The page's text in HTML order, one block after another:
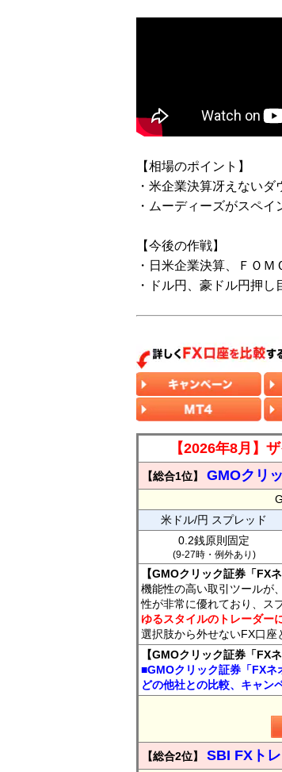
【相場のポイント】
・米企業決算冴えないダ
・ムーディーズがスペイ
【今後の作戦】
・日米企業決算、ＦＯＭ
・ドル円、豪ドル円押
【2026年8月】
【総合1位】 GMOクリ
米ドル/円 スプレッド
0.2銭原則固定
(9-27時・例外あり)
【GMOクリック証券「FX
機能性の高い取引ツールが
性が非常に優れており、ス
ゆるスタイルのトレーダー
選択肢から外せないFX口座
【GMOクリック証券「FX
■GMOクリック証券「FXネ
どの他社との比較、キャン
【総合2位】 SBI FXト